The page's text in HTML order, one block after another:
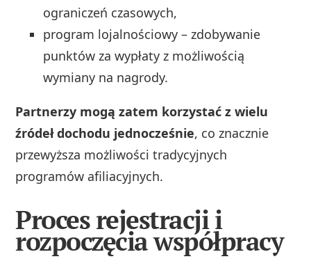
ograniczeń czasowych,
program lojalnościowy – zdobywanie
punktów za wypłaty z możliwością
wymiany na nagrody.
Partnerzy mogą zatem korzystać z wielu
źródeł dochodu jednocześnie, co znacznie
przewyższa możliwości tradycyjnych
programów afiliacyjnych.
Proces rejestracji i
rozpoczęcia współpracy